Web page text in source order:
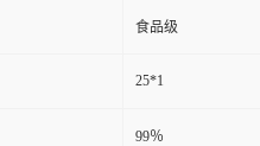
食品级
25*1
99％